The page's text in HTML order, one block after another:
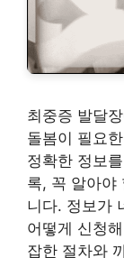
최중증 발달
돌봄이 필요
정확한 정보
록, 꼭 알아야
니다. 정보가
어떻게 신청
잡한 절차와